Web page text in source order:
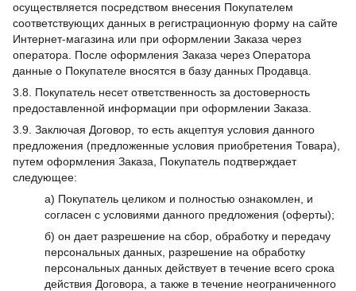
осуществляется посредством внесения Покупателем
соответствующих данных в регистрационную форму на сайте
Интернет-магазина или при оформлении Заказа через
оператора. После оформления Заказа через Оператора
данные о Покупателе вносятся в базу данных Продавца.
3.8. Покупатель несет ответственность за достоверность
предоставленной информации при оформлении Заказа.
3.9. Заключая Договор, то есть акцептуя условия данного
предложения (предложенные условия приобретения Товара),
путем оформления Заказа, Покупатель подтверждает
следующее:
а) Покупатель целиком и полностью ознакомлен, и
согласен с условиями данного предложения (оферты);
б) он дает разрешение на сбор, обработку и передачу
персональных данных, разрешение на обработку
персональных данных действует в течение всего срока
действия Договора, а также в течение неограниченного